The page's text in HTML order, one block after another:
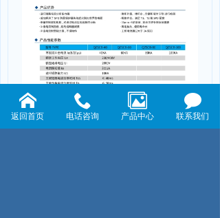
返回首页 电话咨询 产品中心 联系我们